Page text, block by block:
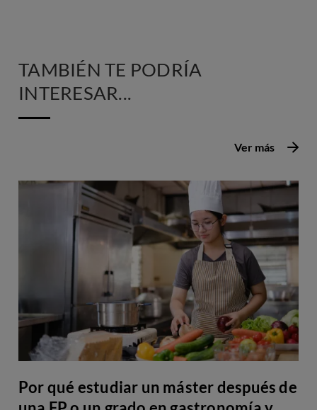
TAMBIÉN TE PODRÍA
INTERESAR...
Por qué estudiar un máster después de
Ver más